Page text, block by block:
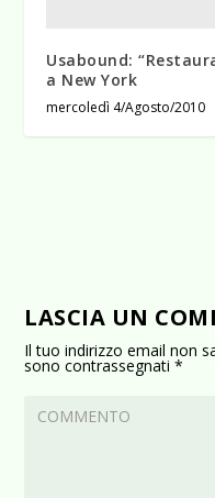
Usabound:
a New York
mercoledì 4/Agosto/2010
LASCIA UN
Il tuo indirizzo email non
sono contrassegnati*